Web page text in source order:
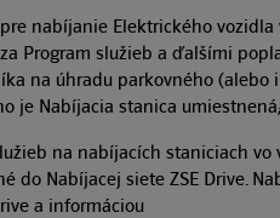
nabíjanie Elektrického vozidla
Program služieb a ďalšími
na úhradu parkovného
je Nabíjacia stanica umiestnená;
na nabíjacích staniciach
do Nabíjacej siete ZSE Drive.
a informáciou